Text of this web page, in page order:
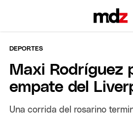
DEPORTES
Maxi Rodríguez
empate del
Una corrida del rosarino